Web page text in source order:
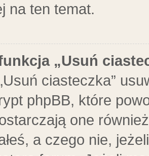
na ten temat.
„Usuń
ciasteczka”
phpBB, które
one
a czego nie,